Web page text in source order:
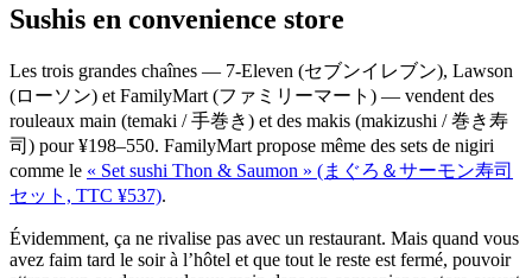
Sushis en convenience store
Les trois grandes chaînes — 7-Eleven (セブンイレブン), Lawson
(ローソン) et FamilyMart (ファミリーマート) — vendent des
rouleaux main (temaki / 手巻き) et des makis (makizushi / 巻き寿
司) pour ¥198–550. FamilyMart propose même des sets de nigiri
comme le « Set sushi Thon & Saumon » (まぐろ＆サーモン寿司
セット, TTC ¥537).
Évidemment, ça ne rivalise pas avec un restaurant. Mais quand vous
avez faim tard le soir à l’hôtel et que tout le reste est fermé, pouvoir